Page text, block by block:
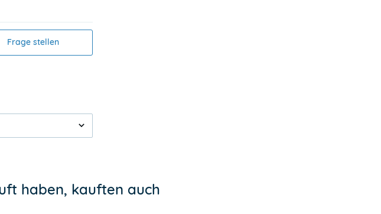
Frage stellen
haben, kauften auch